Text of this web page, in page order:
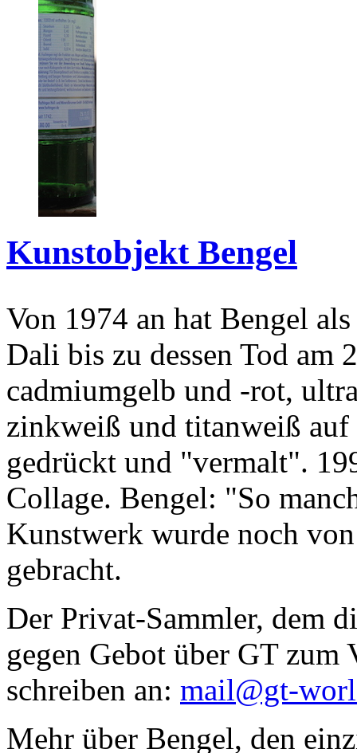
Kunstobjekt Bengel
Von 1974 an hat Bengel
Dali bis zu dessen Tod am
cadmiumgelb und -rot,
zinkweiß und titanweiß
gedrückt und "vermalt".
Collage. Bengel: "So
Kunstwerk wurde noch
gebracht.
Der Privat-Sammler, dem
gegen Gebot über GT zum
schreiben an: mail@gt-
Mehr über Bengel, den